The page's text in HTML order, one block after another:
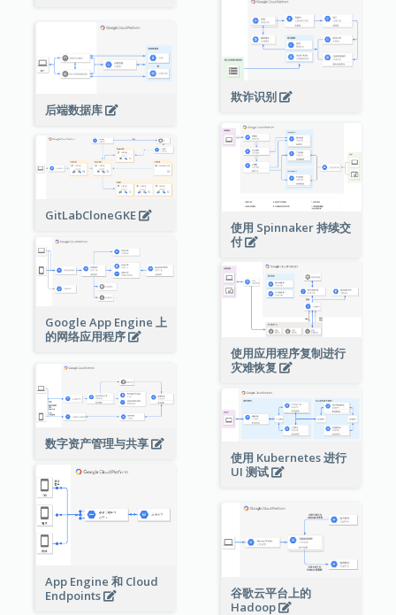
欺诈识别
后端数据库
使用 Spinnaker 持续交
付
GitLabCloneGKE
Google App Engine 上
的网络应用程序
使用应用程序复制进行
灾难恢复
数字资产管理与共享
使用 Kubernetes 进行
UI 测试
App Engine 和 Cloud
Endpoints
谷歌云平台上的
Hadoop